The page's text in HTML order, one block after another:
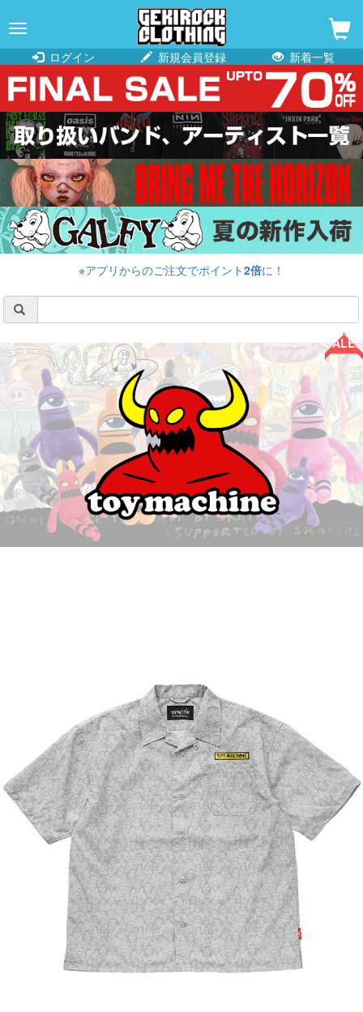
navigation
ログイン
新規会員登録 新着一覧
※アプリからのご注文でポイント2倍に！
SALE!!
SALE!!
SALE!!